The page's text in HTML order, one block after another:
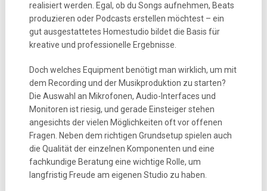
realisiert werden. Egal, ob du Songs aufnehmen, Beats
produzieren oder Podcasts erstellen möchtest – ein
gut ausgestattetes Homestudio bildet die Basis für
kreative und professionelle Ergebnisse.
Doch welches Equipment benötigt man wirklich, um mit
dem Recording und der Musikproduktion zu starten?
Die Auswahl an Mikrofonen, Audio-Interfaces und
Monitoren ist riesig, und gerade Einsteiger stehen
angesichts der vielen Möglichkeiten oft vor offenen
Fragen. Neben dem richtigen Grundsetup spielen auch
die Qualität der einzelnen Komponenten und eine
fachkundige Beratung eine wichtige Rolle, um
langfristig Freude am eigenen Studio zu haben.